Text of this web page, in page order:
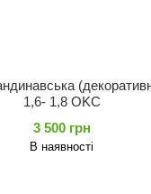
1,6- 1,8 OKC
3 500 грн
В наявності